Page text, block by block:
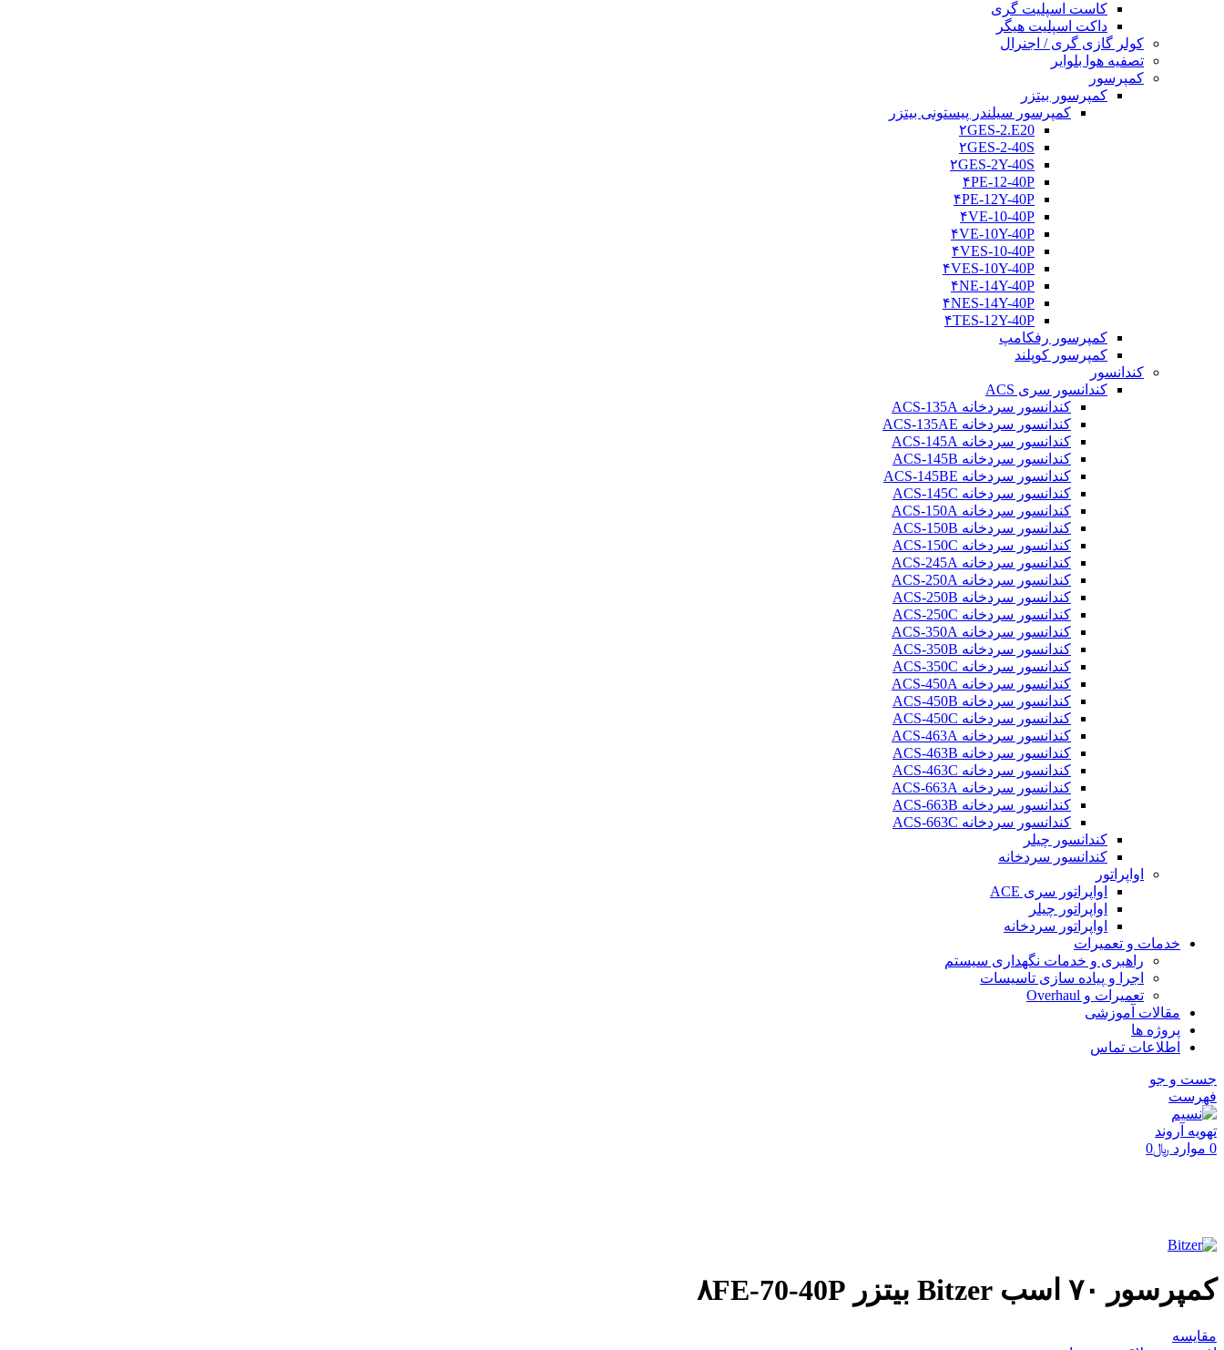
کاست اسپلیت گری
داکت اسپلیت هیگر
کولر گازی گری / اجنرال
تصفیه هوا بلوایر
کمپرسور
کمپرسور بیتزر
کمپرسور سیلندر پیستونی بیتزر
۲GES-2.E20
۲GES-2-40S
۲GES-2Y-40S
۴PE-12-40P
۴PE-12Y-40P
۴VE-10-40P
۴VE-10Y-40P
۴VES-10-40P
۴VES-10Y-40P
۴NE-14Y-40P
۴NES-14Y-40P
۴TES-12Y-40P
کمپرسور رفکامپ
کمپرسور کوپلند
کندانسور
کندانسور سری ACS
کندانسور سردخانه ACS-135A
کندانسور سردخانه ACS-135AE
کندانسور سردخانه ACS-145A
کندانسور سردخانه ACS-145B
کندانسور سردخانه ACS-145BE
کندانسور سردخانه ACS-145C
کندانسور سردخانه ACS-150A
کندانسور سردخانه ACS-150B
کندانسور سردخانه ACS-150C
کندانسور سردخانه ACS-245A
کندانسور سردخانه ACS-250A
کندانسور سردخانه ACS-250B
کندانسور سردخانه ACS-250C
کندانسور سردخانه ACS-350A
کندانسور سردخانه ACS-350B
کندانسور سردخانه ACS-350C
کندانسور سردخانه ACS-450A
کندانسور سردخانه ACS-450B
کندانسور سردخانه ACS-450C
کندانسور سردخانه ACS-463A
کندانسور سردخانه ACS-463B
کندانسور سردخانه ACS-463C
کندانسور سردخانه ACS-663A
کندانسور سردخانه ACS-663B
کندانسور سردخانه ACS-663C
کندانسور چیلر
کندانسور سردخانه
اواپراتور
اواپراتور سری ACE
اواپراتور چیلر
اواپراتور سردخانه
خدمات و تعمیرات
راهبری و خدمات نگهداری سیستم
اجرا و پیاده سازی تاسیسات
تعمیرات و Overhaul
مقالات آموزشی
پروژه ها
اطلاعات تماس
جست و جو
فهرست
0 موارد ﷼0
کمپرسور ۷۰ اسب Bitzer بیتزر ۸FE-70-40P
مقایسه